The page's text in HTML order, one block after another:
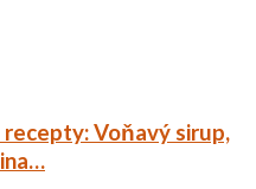
Voňavý sirup,